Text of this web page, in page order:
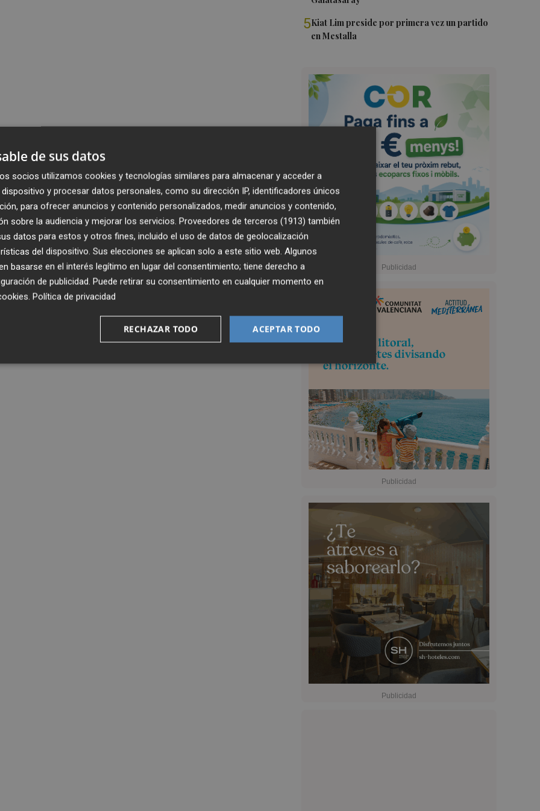
5Kiat Lim preside por primera vez un partido
en Mestalla
de sus datos
socios utilizamos cookies y tecnologías similares para almacenar y acceder a
y procesar datos personales, como su dirección IP, identificadores únicos
para ofrecer anuncios y contenido personalizados, medir anuncios y contenido,
sobre la audiencia y mejorar los servicios. Proveedores de terceros (1913) también
datos para estos y otros fines, incluido el uso de datos de geolocalización
del dispositivo. Sus elecciones se aplican solo a este sitio web. Algunos
basarse en el interés legítimo en lugar del consentimiento; tiene derecho a
de publicidad. Puede retirar su consentimiento en cualquier momento en
. Política de privacidad
ACEPTAR TODO
RECHAZAR TODO